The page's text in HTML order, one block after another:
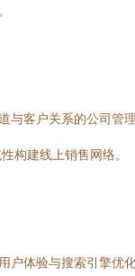
客户关系的公司管
构建线上销售网络。
户体验与搜索引擎优